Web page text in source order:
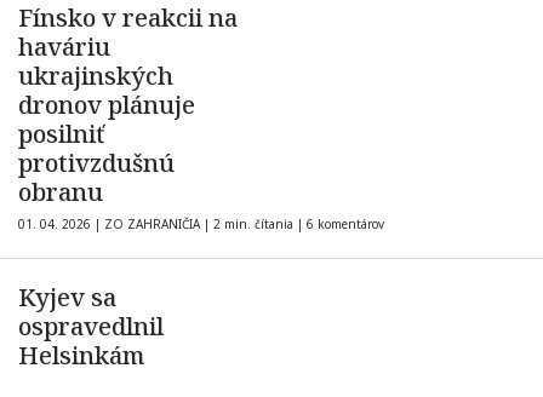
Fínsko v reakcii na
haváriu
ukrajinských
dronov plánuje
posilniť
protivzdušnú
obranu
01. 04. 2026 | ZO ZAHRANIČIA | 2 min. čítania | 6 komentárov
Kyjev sa
ospravedlnil
Helsinkám